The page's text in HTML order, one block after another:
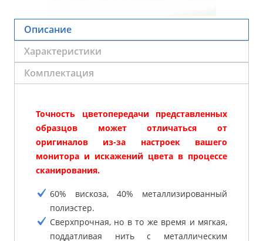
Описание
Характеристики
Комплектация
Точность цветопередачи представленных
образцов может отличаться от
оригиналов из-за настроек вашего
монитора и искажений цвета в процессе
сканирования.
60% вискоза, 40% металлизированный
полиэстер.
Сверхпрочная, но в то же время и мягкая,
поддатливая нить с металлическим